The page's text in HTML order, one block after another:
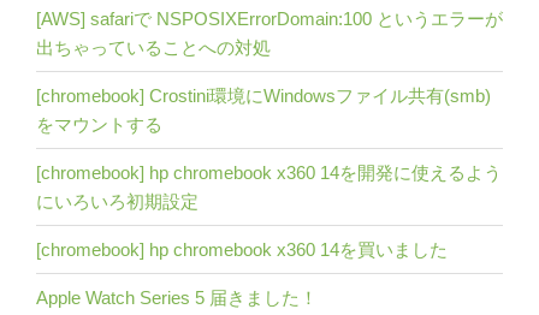
[AWS] safariで NSPOSIXErrorDomain:100 というエラーが
出ちゃっていることへの対処
[chromebook] Crostini環境にWindowsファイル共有(smb)
をマウントする
[chromebook] hp chromebook x360 14を開発に使えるよう
にいろいろ初期設定
[chromebook] hp chromebook x360 14を買いました
Apple Watch Series 5 届きました！